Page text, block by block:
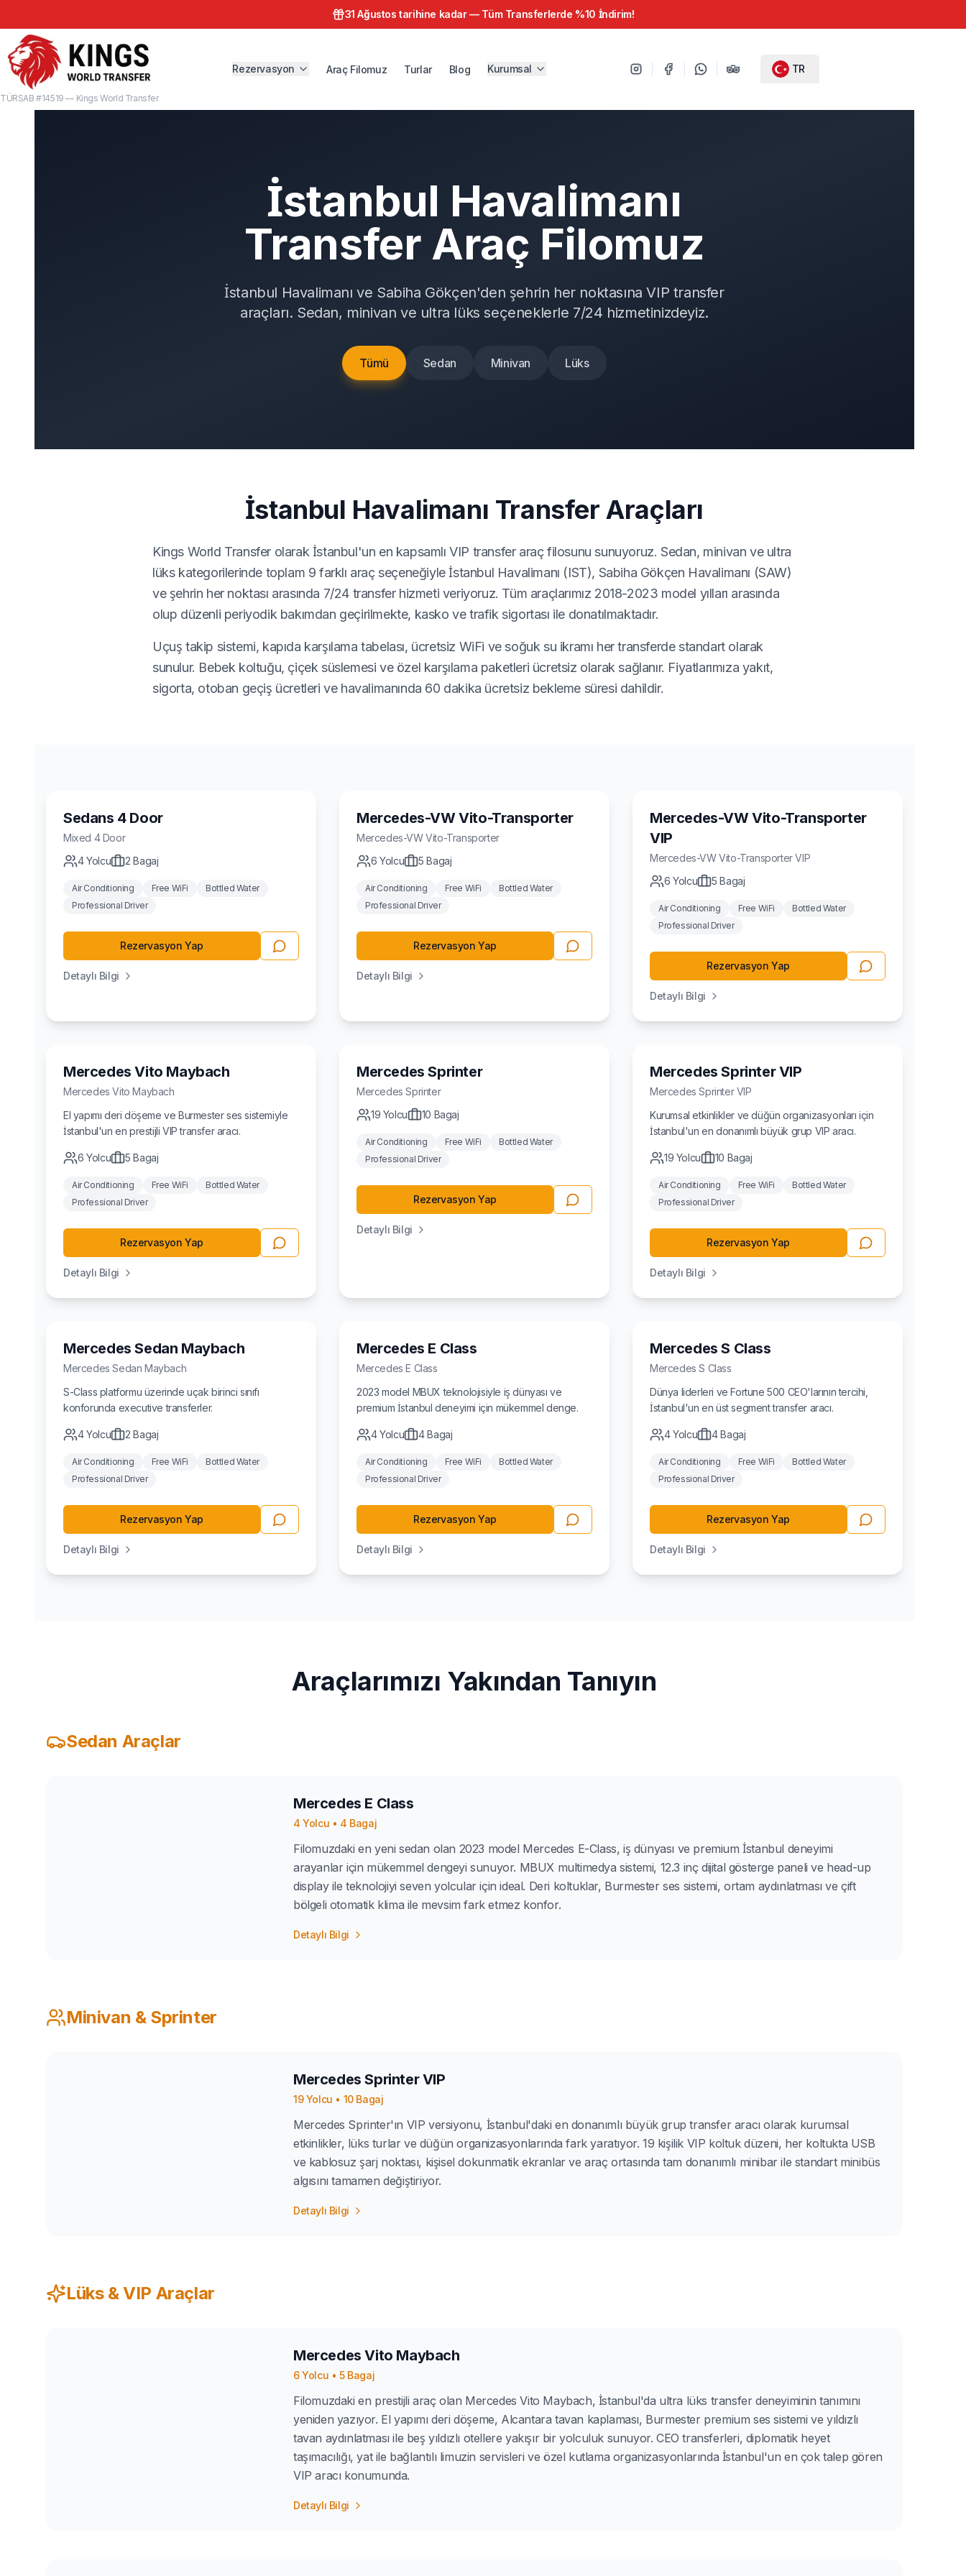
31 Ağustos tarihine kadar — Tüm Transferlerde %10 İndirim!
TÜRSAB #14519 — Kings World Transfer
Rezervasyon Araç Filomuz Turlar Blog Kurumsal TR
İstanbul Havalimanı
Transfer Araç Filomuz
İstanbul Havalimanı ve Sabiha Gökçen'den şehrin her noktasına VIP transfer
araçları. Sedan, minivan ve ultra lüks seçeneklerle 7/24 hizmetinizdeyiz.
Tümü Sedan Minivan Lüks
İstanbul Havalimanı Transfer Araçları
Kings World Transfer olarak İstanbul'un en kapsamlı VIP transfer araç filosunu sunuyoruz. Sedan, minivan ve ultra
lüks kategorilerinde toplam 9 farklı araç seçeneğiyle İstanbul Havalimanı (IST), Sabiha Gökçen Havalimanı (SAW)
ve şehrin her noktası arasında 7/24 transfer hizmeti veriyoruz. Tüm araçlarımız 2018-2023 model yılları arasında
olup düzenli periyodik bakımdan geçirilmekte, kasko ve trafik sigortası ile donatılmaktadır.
Uçuş takip sistemi, kapıda karşılama tabelası, ücretsiz WiFi ve soğuk su ikramı her transferde standart olarak
sunulur. Bebek koltuğu, çiçek süslemesi ve özel karşılama paketleri ücretsiz olarak sağlanır. Fiyatlarımıza yakıt,
sigorta, otoban geçiş ücretleri ve havalimanında 60 dakika ücretsiz bekleme süresi dahildir.
Sedans 4 Door
Mixed 4 Door
4 Yolcu 2 Bagaj
Air Conditioning Free WiFi
Bottled Water
Professional Driver
Rezervasyon Yap
Detaylı Bilgi
Mercedes-VW Vito-Transporter
Mercedes-VW Vito-Transporter
6 Yolcu 5 Bagaj
Air Conditioning Free WiFi
Bottled Water
Professional Driver
Rezervasyon Yap
Detaylı Bilgi
Mercedes-VW Vito-Transporter
VIP
Mercedes-VW Vito-Transporter VIP
6 Yolcu 5 Bagaj
Air Conditioning Free WiFi
Bottled Water
Professional Driver
Rezervasyon Yap
Detaylı Bilgi
Mercedes Vito Maybach
Mercedes Vito Maybach
El yapımı deri döşeme ve Burmester ses sistemiyle
İstanbul'un en prestijli VIP transfer aracı.
6 Yolcu 5 Bagaj
Air Conditioning Free WiFi
Bottled Water
Professional Driver
Rezervasyon Yap
Detaylı Bilgi
Mercedes Sprinter
Mercedes Sprinter
19 Yolcu 10 Bagaj
Air Conditioning Free WiFi
Bottled Water
Professional Driver
Rezervasyon Yap
Detaylı Bilgi
Mercedes Sprinter VIP
Mercedes Sprinter VIP
Kurumsal etkinlikler ve düğün organizasyonları için
İstanbul'un en donanımlı büyük grup VIP aracı.
19 Yolcu 10 Bagaj
Air Conditioning Free WiFi
Bottled Water
Professional Driver
Rezervasyon Yap
Detaylı Bilgi
Mercedes Sedan Maybach
Mercedes Sedan Maybach
S-Class platformu üzerinde uçak birinci sınıfı
konforunda executive transferler.
4 Yolcu 2 Bagaj
Air Conditioning Free WiFi
Bottled Water
Professional Driver
Rezervasyon Yap
Detaylı Bilgi
Mercedes E Class
Mercedes E Class
2023 model MBUX teknolojisiyle iş dünyası ve
premium İstanbul deneyimi için mükemmel denge.
4 Yolcu 4 Bagaj
Air Conditioning Free WiFi
Bottled Water
Professional Driver
Rezervasyon Yap
Detaylı Bilgi
Mercedes S Class
Mercedes S Class
Dünya liderleri ve Fortune 500 CEO'larının tercihi,
İstanbul'un en üst segment transfer aracı.
4 Yolcu 4 Bagaj
Air Conditioning Free WiFi
Bottled Water
Professional Driver
Rezervasyon Yap
Detaylı Bilgi
Araçlarımızı Yakından Tanıyın
Sedan Araçlar
Mercedes E Class
4 Yolcu • 4 Bagaj
Filomuzdaki en yeni sedan olan 2023 model Mercedes E-Class, iş dünyası ve premium İstanbul deneyimi
arayanlar için mükemmel dengeyi sunuyor. MBUX multimedya sistemi, 12.3 inç dijital gösterge paneli ve head-up
display ile teknolojiyi seven yolcular için ideal. Deri koltuklar, Burmester ses sistemi, ortam aydınlatması ve çift
bölgeli otomatik klima ile mevsim fark etmez konfor.
Detaylı Bilgi
Minivan & Sprinter
Mercedes Sprinter VIP
19 Yolcu • 10 Bagaj
Mercedes Sprinter'ın VIP versiyonu, İstanbul'daki en donanımlı büyük grup transfer aracı olarak kurumsal
etkinlikler, lüks turlar ve düğün organizasyonlarında fark yaratıyor. 19 kişilik VIP koltuk düzeni, her koltukta USB
ve kablosuz şarj noktası, kişisel dokunmatik ekranlar ve araç ortasında tam donanımlı minibar ile standart minibüs
algısını tamamen değiştiriyor.
Detaylı Bilgi
Lüks & VIP Araçlar
Mercedes Vito Maybach
6 Yolcu •5 Bagaj
Filomuzdaki en prestijli araç olan Mercedes Vito Maybach, İstanbul'da ultra lüks transfer deneyiminin tanımını
yeniden yazıyor. El yapımı deri döşeme, Alcantara tavan kaplaması, Burmester premium ses sistemi ve yıldızlı
tavan aydınlatması ile beş yıldızlı otellere yakışır bir yolculuk sunuyor. CEO transferleri, diplomatik heyet
taşımacılığı, yat ile bağlantılı limuzin servisleri ve özel kutlama organizasyonlarında İstanbul'un en çok talep gören
VIP aracı konumunda.
Detaylı Bilgi